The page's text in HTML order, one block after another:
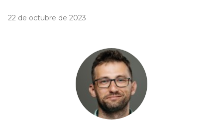
22 de octubre de 2023